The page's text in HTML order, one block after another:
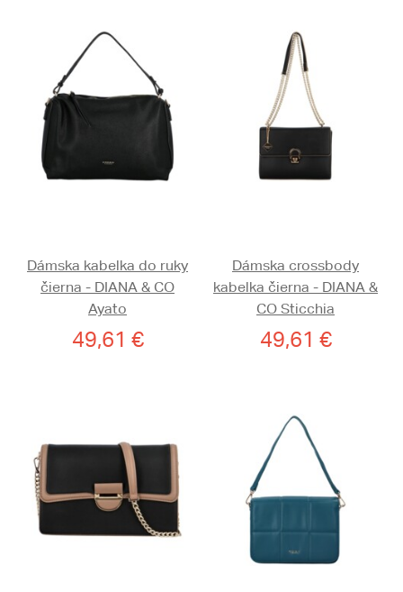
Dámska kabelka do ruky
čierna - DIANA & CO
Ayato
49,61 €
Dámska crossbody
kabelka čierna - DIANA &
CO Sticchia
49,61 €